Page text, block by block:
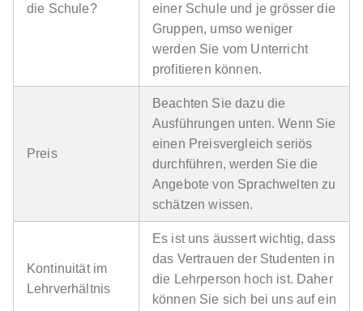
die Schule?
einer Schule und je grösser die
Gruppen, umso weniger
werden Sie vom Unterricht
profitieren können.
Preis
Beachten Sie dazu die
Ausführungen unten. Wenn Sie
einen Preisvergleich seriös
durchführen, werden Sie die
Angebote von Sprachwelten zu
schätzen wissen.
Kontinuität im
Lehrverhältnis
Es ist uns äussert wichtig, dass
das Vertrauen der Studenten in
die Lehrperson hoch ist. Daher
können Sie sich bei uns auf ein